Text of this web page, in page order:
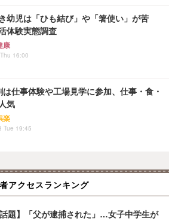
幼児は「ひも結び」や「箸使い」が苦
体験実態調査
康
16:00
は仕事体験や工場見学に参加、仕事・食・
気
楽
Tue 19:45
アクセスランキング
話題】「父が逮捕された」…女子中学生が